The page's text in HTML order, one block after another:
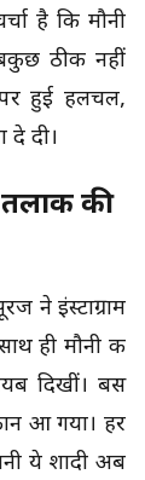
है कि मौनी
ठीक नहीं
पर हुई हलचल,
दी।
की
ने इंस्टाग्राम
ही मौनी की
दिखीं। बस
आ गया। हर
ये शादी अब